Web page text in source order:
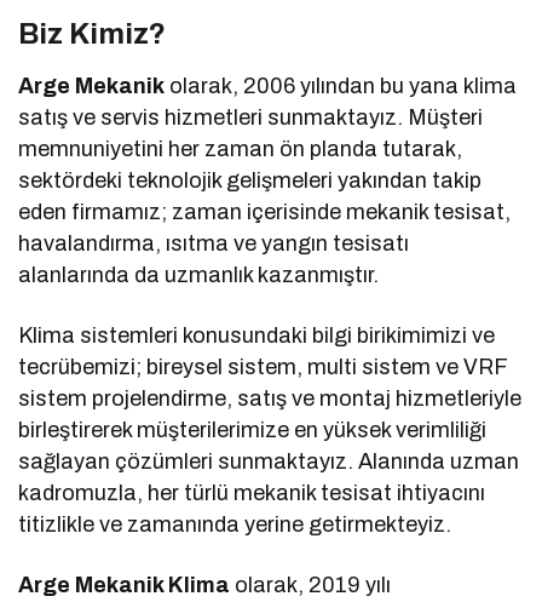
Biz Kimiz?
Arge Mekanik olarak, 2006 yılından bu yana klima
satış ve servis hizmetleri sunmaktayız. Müşteri
memnuniyetini her zaman ön planda tutarak,
sektördeki teknolojik gelişmeleri yakından takip
eden firmamız; zaman içerisinde mekanik tesisat,
havalandırma, ısıtma ve yangın tesisatı
alanlarında da uzmanlık kazanmıştır.
Klima sistemleri konusundaki bilgi birikimimizi ve
tecrübemizi; bireysel sistem, multi sistem ve VRF
sistem projelendirme, satış ve montaj hizmetleriyle
birleştirerek müşterilerimize en yüksek verimliliği
sağlayan çözümleri sunmaktayız. Alanında uzman
kadromuzla, her türlü mekanik tesisat ihtiyacını
titizlikle ve zamanında yerine getirmekteyiz.
Arge Mekanik Klima olarak, 2019 yılı